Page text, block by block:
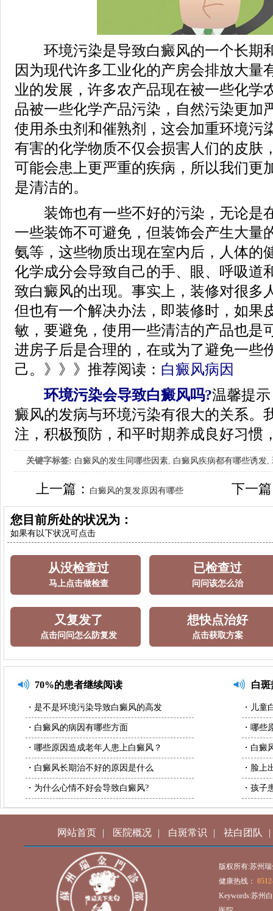
环境污染是导致白癜风的一个长期
因为现代许多工业化的产房会排放大量
业的发展，许多农产品现在被一些化学
品被一些化学产品污染，自然污染更加
使用杀虫剂和催熟剂，这会加重环境污
有害的化学物质不仅会损害人们的皮肤
可能会患上更严重的疾病，所以我们更
是清洁的。
装饰也有一些不好的污染，无论是
一些装饰不可避免，但装饰会产生大量
氨等，这些物质出现在室内后，人体的
化学成分会导致自己的手、眼、呼吸道
致白癜风的出现。事实上，装修对很多
但也有一个解决办法，即装修时，如果
敏，要避免，使用一些清洁的产品也是
进房子后是合理的，在或为了避免一些
己。》》》推荐阅读： 白癜风病因
环境污染会导致白癜风吗?温馨提
癜风的发病与环境污染有很大的关系。
注，积极预防，和平时期养成良好习惯
关键字标签: 白癜风的发生同哪些因素, 白癜风疾病都有哪些诱发,
上一篇： 白癜风的复发原因有哪些 下一
您目前所处的状况为：
如果有以下状况可点击
从没检查过
马上点击做检查
已检查过
问问该怎么治
又复发了
点击问问怎么防复发
想快点治好
点击获取方案
70%的患者继续阅读
・是不是环境污染导致白癜风的高发
・白癜风的病因有哪些方面
・哪些原因造成老年人患上白癜风？
・白癜风长期治不好的原因是什么
・为什么心情不好会导致白癜风?
白斑
・儿童
・哪些
・白癜
・脸上
・孩子
网站首页 | 医院概况 | 白斑常识 | 祛白团队 |
版权所有:苏州
健康热线：
Keywords:苏州